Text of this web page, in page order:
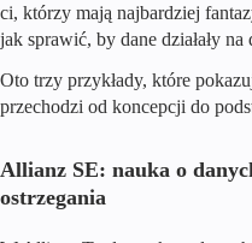
ci, którzy mają najbardziej
jak sprawić, by dane działały
Oto trzy przykłady, które
przechodzi od koncepcji do
Allianz SE: nauka o
ostrzegania